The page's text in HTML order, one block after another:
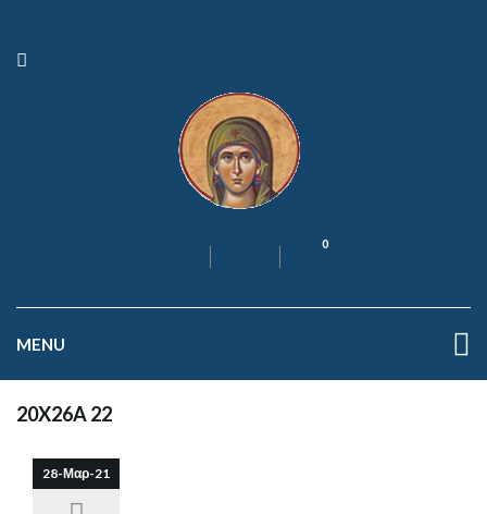
0
MENU
20X26A 22
28-Μαρ-21